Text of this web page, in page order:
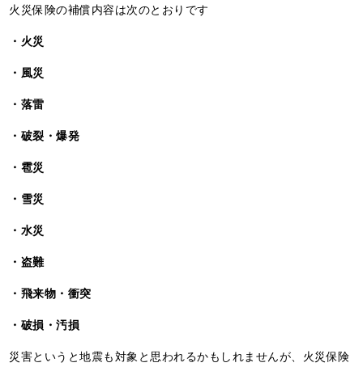
火災保険の補償内容は次のとおりです
・火災
・風災
・落雷
・破裂・爆発
・雹災
・雪災
・水災
・盗難
・飛来物・衝突
・破損・汚損
災害というと地震も対象と思われるかもしれませんが、火災保険